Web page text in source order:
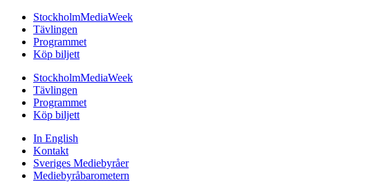
StockholmMediaWeek
Tävlingen
Programmet
Köp biljett
StockholmMediaWeek
Tävlingen
Programmet
Köp biljett
In English
Kontakt
Sveriges Mediebyråer
Mediebyråbarometern